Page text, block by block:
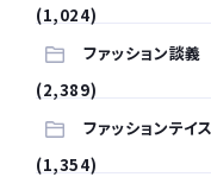
(1,024)
ファッション談義
(2,389)
ファッションテイ
(1,354)